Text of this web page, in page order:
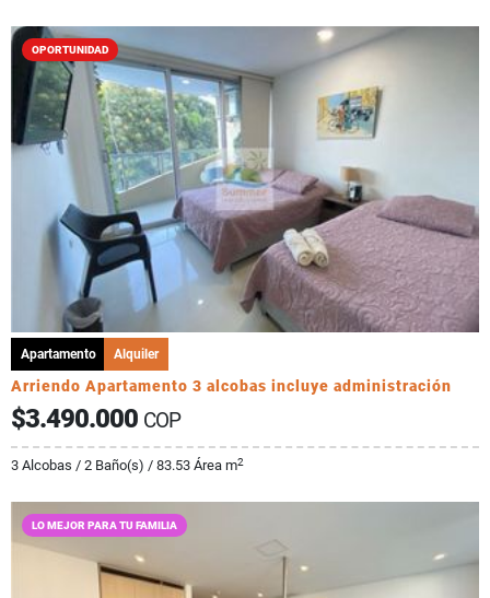
OPORTUNIDAD
Apartamento Alquiler
Arriendo Apartamento 3 alcobas incluye administración
$3.490.000 COP
3 Alcobas / 2 Baño(s) / 83.53 Área m2
LO MEJOR PARA TU FAMILIA